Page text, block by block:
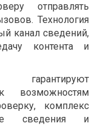
отправлять
Технология
канал сведений,
контента и
возможностям
комплекс
сведения и